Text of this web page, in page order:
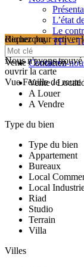
L’état
Le
TPI –
Les
Contactez-
cliquez pour activer
searching...
Nous n'avons
ouvrir la carte
Vue Feuille de route
Recherche
Vente / Location
Vente /
A Louer
A Vendre
Type du bien
Type du bien
Appartement
Bureaux
Local
Local
Riad
Studio
Terrain
Villa
Villes